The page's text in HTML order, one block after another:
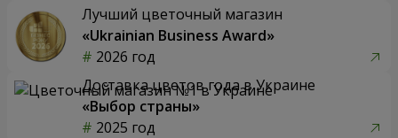
Лучший цветочный магазин
«Ukrainian Business Award»
2026 год
Доставка цветов года в Украине
«Выбор страны»
2025 год